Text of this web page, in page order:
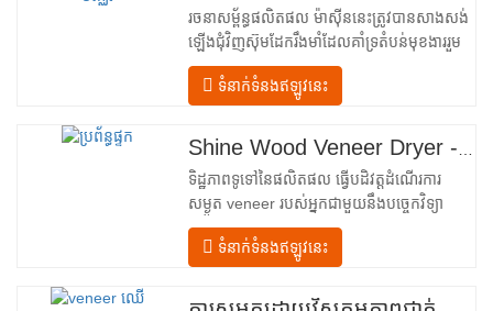
រចនាសម្ព័ន្ធផលិតផល ម៉ាស៊ីននេះត្រូវបានសាងសង់
ឡើងជុំវិញស៊ុមដែករឹងមាំដែលគាំទ្រតំបន់មុខងាររួម
បញ្ចូលគ្នាចំនួនបួន ដែលត្រូវបានរៀបចំជា
លំហូរលីនេអ៊ែរពីការបញ្ចូលទៅការបញ្ចេញ។ ផ្នែក
ការតម្រឹមច្បាស់លាស់ដែលដឹកនាំសន្លឹកឈើប្រណិត
នីមួយៗបញ្ឈរចូលទៅក្នុងបន្ទប់សម្ងួត។…
ទំនាក់ទំនងឥឡូវនេះ
ទិដ្ឋភាពទូទៅនៃផលិតផល ធ្វើបដិវត្តដំណើរការ
សម្ងួត veneer របស់អ្នកជាមួយនឹងបច្ចេកវិទ្យា
កម្រិតខ្ពស់ Shenghuai The Shine
Roller ម៉ាស៊ីនសម្ងួត veneer តំណាងឱ្យរបក
រចនាឡើងសម្រាប់ក្រុមហ៊ុនផលិតក្តារបន្ទះ រោង
ទំនាក់ទំនងឥឡូវនេះ